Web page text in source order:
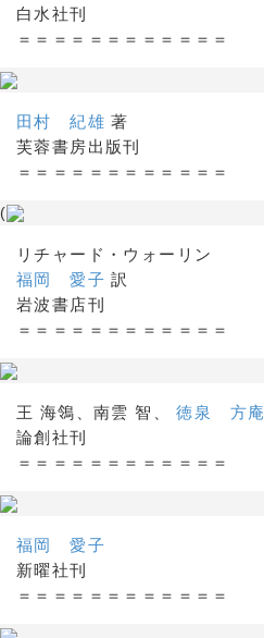
白水社刊
＝＝＝＝＝＝＝＝＝＝＝＝
田村 紀雄 著
芙蓉書房出版刊
＝＝＝＝＝＝＝＝＝＝＝＝
(
リチャード・ウォーリン
福岡 愛子 訳
岩波書店刊
＝＝＝＝＝＝＝＝＝＝＝＝
王 海鴒、南雲 智、徳泉 方庵
論創社刊
＝＝＝＝＝＝＝＝＝＝＝＝
福岡 愛子
新曜社刊
＝＝＝＝＝＝＝＝＝＝＝＝